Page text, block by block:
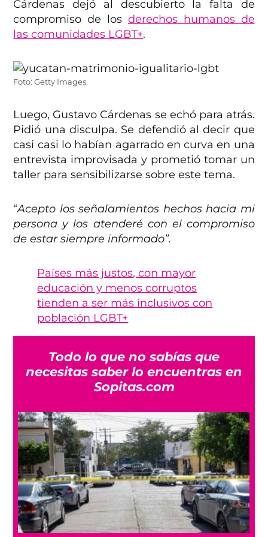
Cárdenas dejó al descubierto la falta de
compromiso de los derechos humanos de
las comunidades LGBT+.
Foto: Getty Images.
Luego, Gustavo Cárdenas se echó para atrás.
Pidió una disculpa. Se defendió al decir que
casi casi lo habían agarrado en curva en una
entrevista improvisada y prometió tomar un
taller para sensibilizarse sobre este tema.
“Acepto los señalamientos hechos hacia mi
persona y los atenderé con el compromiso
de estar siempre informado”.
Países más justos, con mayor
educación y menos corruptos
tienden a ser más inclusivos con
población LGBT+
Todo lo que no sabías que
necesitas saber lo encuentras en
Sopitas.com